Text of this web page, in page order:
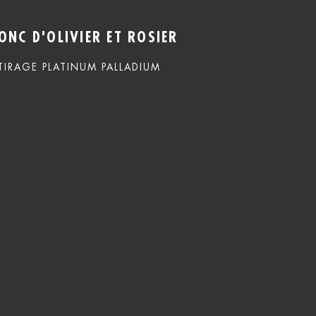
D'OLIVIER ET ROSIER
PLATINUM PALLADIUM